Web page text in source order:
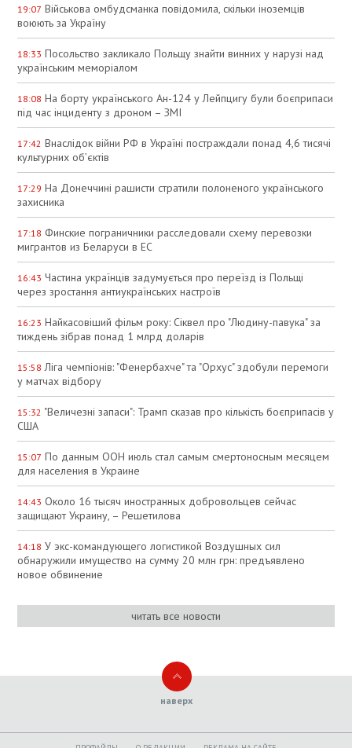
19:07 Військова омбудсманка повідомила, скільки іноземців
воюють за Україну
18:33 Посольство закликало Польщу знайти винних у нарузі над
українським меморіалом
18:08 На борту українського Ан-124 у Лейпцигу були боєприпаси
під час інциденту з дроном – ЗМІ
17:42 Внаслідок війни РФ в Україні постраждали понад 4,6 тисячі
культурних об’єктів
17:29 На Донеччині рашисти стратили полоненого українського
захисника
17:18 Финские пограничники расследовали схему перевозки
мигрантов из Беларуси в ЕС
16:43 Частина українців задумується про переїзд із Польщі
через зростання антиукраїнських настроїв
16:23 Найкасовіший фільм року: Сіквел про "Людину-павука" за
тиждень зібрав понад 1 млрд доларів
15:58 Ліга чемпіонів: "Фенербахче" та "Орхус" здобули перемоги
у матчах відбору
15:32 "Величезні запаси": Трамп сказав про кількість боєприпасів у
США
15:07 По данным ООН июль стал самым смертоносным месяцем
для населения в Украине
14:43 Около 16 тысяч иностранных добровольцев сейчас
защищают Украину, – Решетилова
14:18 У экс-командующего логистикой Воздушных сил
обнаружили имущество на сумму 20 млн грн: предъявлено
новое обвинение
читать все новости
наверх